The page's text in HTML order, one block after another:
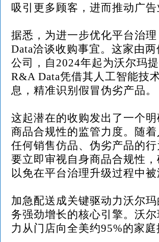
吸引更多顾客，进而推动广
据悉，为进一步优化平台治
Data洽谈收购事宜。这家由
公司，自2024年起为沃尔玛
R&A Data凭借其人工智能技
息，精准识别假冒伪劣产品。
这起潜在的收购发出了一个
商品合规性的监管力度。随
任何销售仿品、伪劣产品的
要立即审视自身商品合规性
以免在平台治理升级过程中被
加急配送成关键驱动力沃尔
务强劲增长的核心引擎。沃
力从门店向全美约95%的家